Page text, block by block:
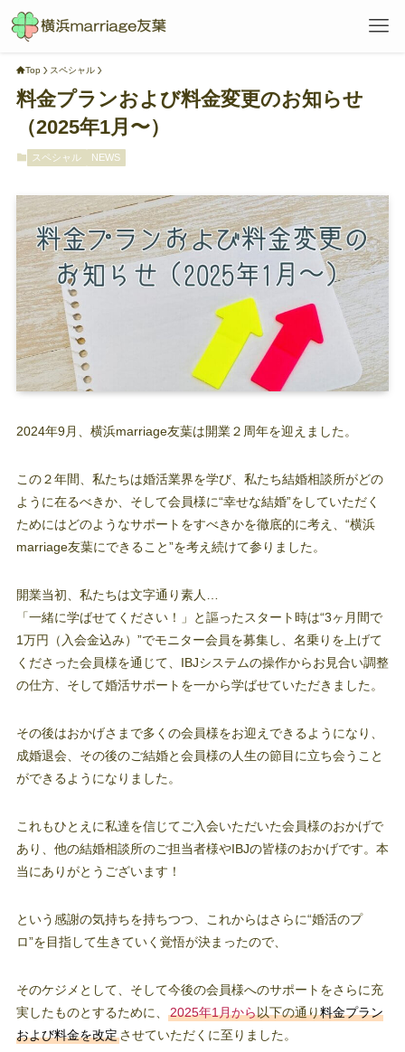
Top スペシャル
料金プランおよび料金変更のお知らせ
（2025年1月〜）
スペシャル NEWS
2024年9月、横浜marriage友葉は開業２周年を迎えました。
この２年間、私たちは婚活業界を学び、私たち結婚相談所がどの
ように在るべきか、そして会員様に“幸せな結婚”をしていただく
ためにはどのようなサポートをすべきかを徹底的に考え、“横浜
marriage友葉にできること”を考え続けて参りました。
開業当初、私たちは文字通り素人…
「一緒に学ばせてください！」と謳ったスタート時は“3ヶ月間で
1万円（入会金込み）”でモニター会員を募集し、名乗りを上げて
くださった会員様を通じて、IBJシステムの操作からお見合い調整
の仕方、そして婚活サポートを一から学ばせていただきました。
その後はおかげさまで多くの会員様をお迎えできるようになり、
成婚退会、その後のご結婚と会員様の人生の節目に立ち会うこと
ができるようになりました。
これもひとえに私達を信じてご入会いただいた会員様のおかげで
あり、他の結婚相談所のご担当者様やIBJの皆様のおかげです。本
当にありがとうございます！
という感謝の気持ちを持ちつつ、これからはさらに“婚活のプ
ロ”を目指して生きていく覚悟が決まったので、
そのケジメとして、そして今後の会員様へのサポートをさらに充
実したものとするために、
2025年1月から以下の通り料金プラン
および料金を改定させていただくに至りました。